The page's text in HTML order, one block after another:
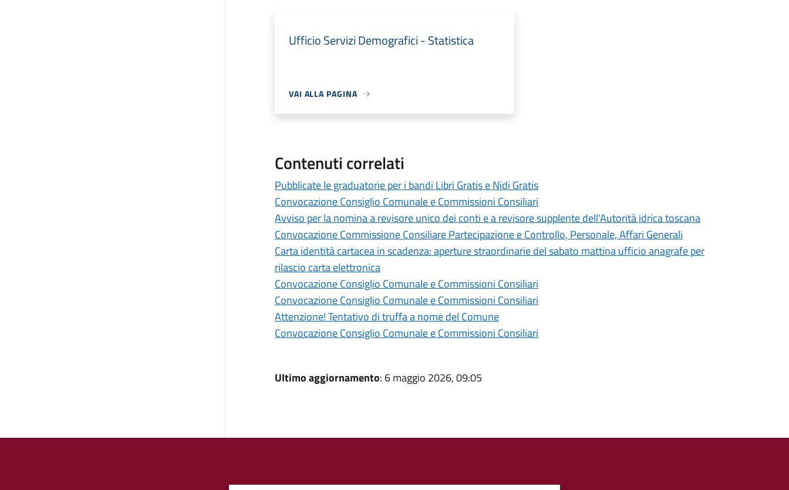
Ufficio Servizi Demografici - Statistica
VAI ALLA PAGINA
Contenuti correlati
Pubblicate le graduatorie per i bandi Libri Gratis e Nidi Gratis
Convocazione Consiglio Comunale e Commissioni Consiliari
Avviso per la nomina a revisore unico dei conti e a revisore supplente dell'Autorità idrica toscana
Convocazione Commissione Consiliare Partecipazione e Controllo, Personale, Affari Generali
Carta identità cartacea in scadenza: aperture straordinarie del sabato mattina ufficio anagrafe per
rilascio carta elettronica
Convocazione Consiglio Comunale e Commissioni Consiliari
Convocazione Consiglio Comunale e Commissioni Consiliari
Attenzione! Tentativo di truffa a nome del Comune
Convocazione Consiglio Comunale e Commissioni Consiliari
Ultimo aggiornamento: 6 maggio 2026, 09:05